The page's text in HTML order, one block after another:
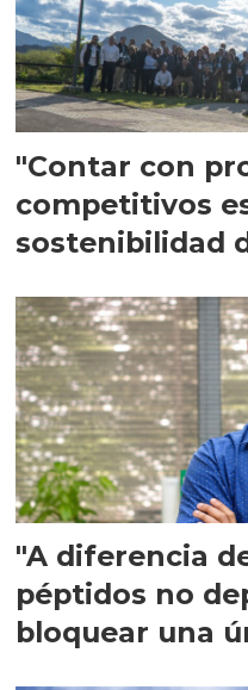
"Contar con
competitivos
sostenibilidad
"A diferencia
péptidos no
bloquear una